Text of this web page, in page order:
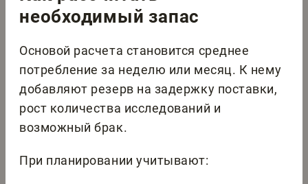
необходимый запас
Основой расчета становится среднее
потребление за неделю или месяц. К нему
добавляют резерв на задержку поставки,
рост количества исследований и
возможный брак.
При планировании учитывают: